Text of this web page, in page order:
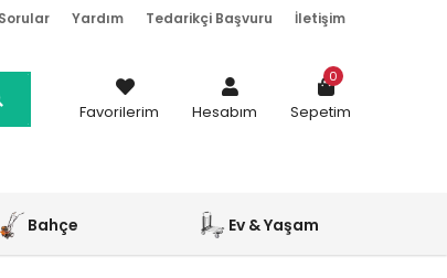
Yardım Tedarikçi Başvuru İletişim
Favorilerim Hesabım Sepetim
0
Bahçe Ev & Yaşam